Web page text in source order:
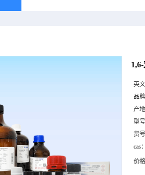
英
品
产
型
货
cas
价